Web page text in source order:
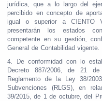
jurídica, que a lo largo del
percibido en concepto de
igual o superior a CIENTO
presentarán los estados
competente en su gestión,
General de Contabilidad vigente.
4. De conformidad con lo
Decreto 887/2006, de 21
Reglamento de la Ley 38/
Subvenciones (RLGS), en
39/2015, de 1 de octubre, del